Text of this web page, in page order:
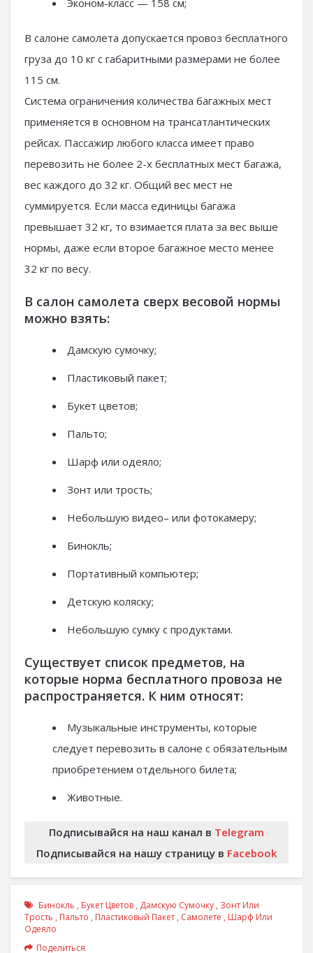
В салоне самолета допускается провоз бесплатного
груза до 10 кг с габаритными размерами не более
115 см.
Система ограничения количества багажных мест
применяется в основном на трансатлантических
рейсах. Пассажир любого класса имеет право
перевозить не более 2-х бесплатных мест багажа,
вес каждого до 32 кг. Общий вес мест не
суммируется. Если масса единицы багажа
превышает 32 кг, то взимается плата за вес выше
нормы, даже если второе багажное место менее
32 кг по весу.
В салон самолета сверх весовой нормы
можно взять:
Дамскую сумочку;
Пластиковый пакет;
Букет цветов;
Пальто;
Шарф или одеяло;
Зонт или трость;
Небольшую видео– или фотокамеру;
Бинокль;
Портативный компьютер;
Детскую коляску;
Небольшую сумку с продуктами.
Существует список предметов, на
которые норма бесплатного провоза не
распространяется. К ним относят:
Музыкальные инструменты, которые
следует перевозить в салоне с обязательным
приобретением отдельного билета;
Животные.
Подписывайся на наш канал в Telegram
Подписывайся на нашу страницу в Facebook
Бинокль , Букет Цветов , Дамскую Сумочку , Зонт Или
Трость , Пальто , Пластиковый Пакет , Самолете , Шарф Или
Одеяло
Поделиться